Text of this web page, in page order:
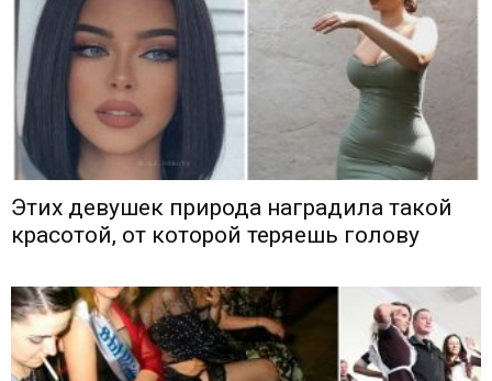
Этих девушек природа наградила такой
красотой, от которой теряешь голову